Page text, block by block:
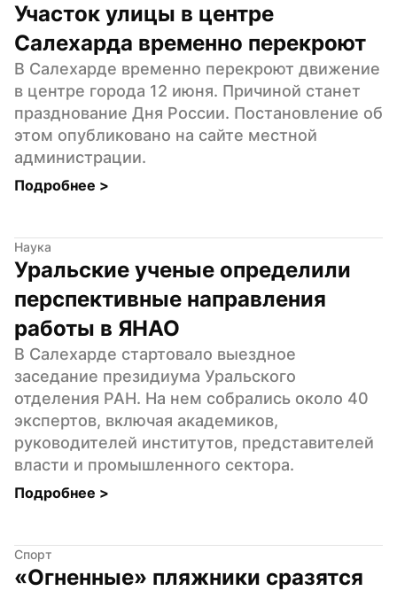
Участок улицы в центре
Салехарда временно перекроют
В Салехарде временно перекроют движение
в центре города 12 июня. Причиной станет
празднование Дня России. Постановление об
этом опубликовано на сайте местной
администрации.
Подробнее >
Наука
Уральские ученые определили
перспективные направления
работы в ЯНАО
В Салехарде стартовало выездное
заседание президиума Уральского
отделения РАН. На нем собрались около 40
экспертов, включая академиков,
руководителей институтов, представителей
власти и промышленного сектора.
Подробнее >
Спорт
«Огненные» пляжники сразятся